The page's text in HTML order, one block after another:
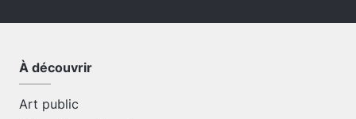
À découvrir
Art public